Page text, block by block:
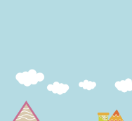
ソーシャルメ